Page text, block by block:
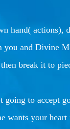
hand( actions),
you and Divine
break it to
going to accept
wants your